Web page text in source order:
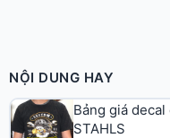
NỘI DUNG HAY
Bảng giá
STAHLS